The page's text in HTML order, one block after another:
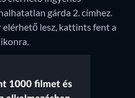
gárda 2. címhez.
lesz, kattints fent a